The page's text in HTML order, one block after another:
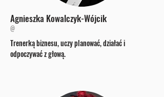
Agnieszka Kowalczyk-Wójcik
@
Trenerką biznesu, uczy planować, działać i
odpoczywać z głową.